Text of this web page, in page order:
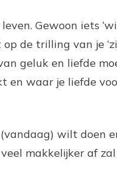
Gewoon iets
de trilling van je
geluk en liefde
waar je liefde
wilt doen
makkelijker af